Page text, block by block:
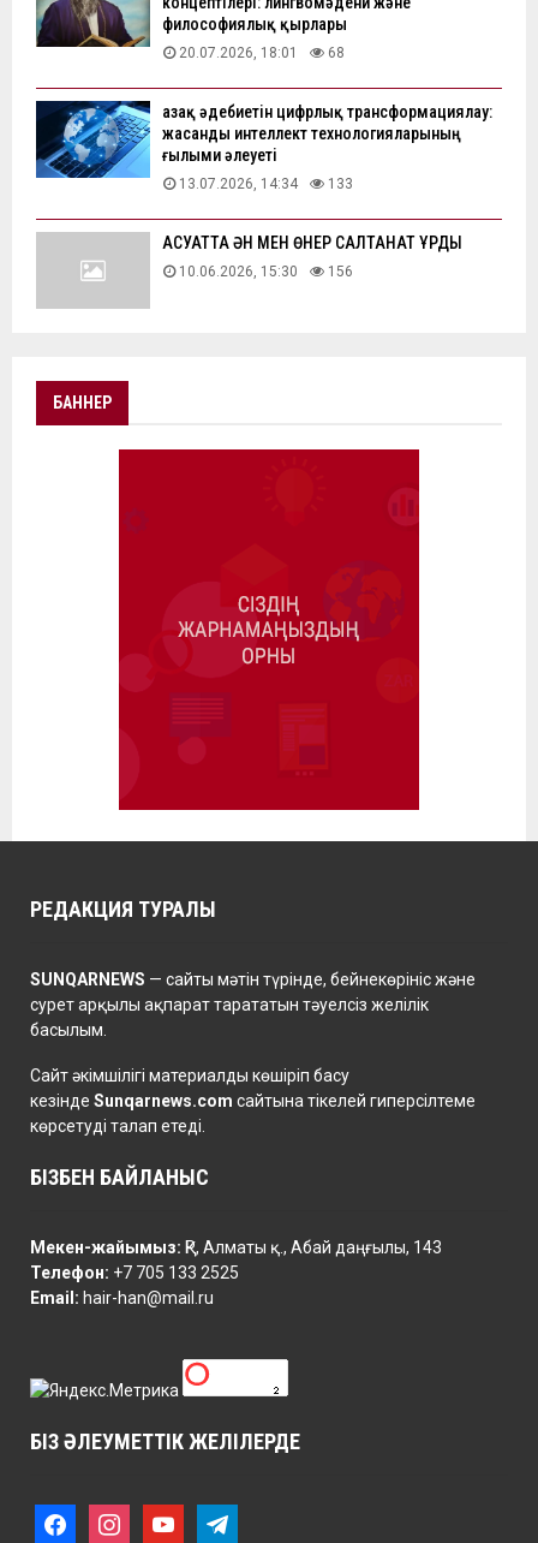
философиялық қырлары
20.07.2026, 18:01 68
Қазақ әдебиетін цифрлық трансформациялау:
жасанды интеллект технологияларының
ғылыми әлеуеті
13.07.2026, 14:34 133
АҚСУАТТА ӘН МЕН ӨНЕР САЛТАНАТ ҚҰРДЫ
10.06.2026, 15:30 156
БАННЕР
РЕДАКЦИЯ ТУРАЛЫ
SUNQARNEWS — сайты мәтін түрінде, бейнекөрініс және
сурет арқылы ақпарат тарататын тәуелсіз желілік
басылым.
Сайт әкімшілігі материалды көшіріп басу
кезінде Sunqarnews.com сайтына тікелей гиперсілтеме
көрсетуді талап етеді.
БІЗБЕН БАЙЛАНЫС
Мекен-жайымыз: ҚР, Алматы қ., Абай даңғылы, 143
Телефон: +7 705 133 2525
Email: hair-han@mail.ru
БІЗ ӘЛЕУМЕТТІК ЖЕЛІЛЕРДЕ